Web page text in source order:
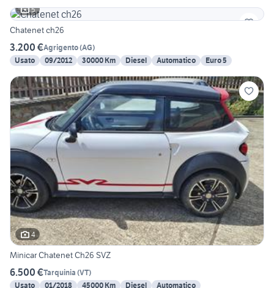
5
Chatenet ch26
3.200 €Agrigento(AG)
Usato
09/2012 30000 Km Diesel Automatico Euro 5
4
Minicar Chatenet Ch26 SVZ
6.500 €Tarquinia (VT)
Usato
01/2018 45000 Km Diesel Automatico